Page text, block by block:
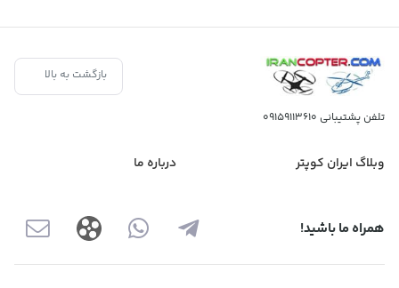
بازگشت به بالا
تلفن پشتیبانی 09159113610
وبلاگ ایران کوپتر درباره ما
همراه ما باشید!